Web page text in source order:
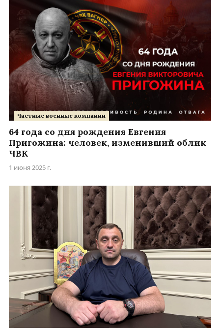
Частные военные компании
64 года со дня рождения Евгения
Пригожина: человек, изменивший облик
ЧВК
1 июня 2025 г.